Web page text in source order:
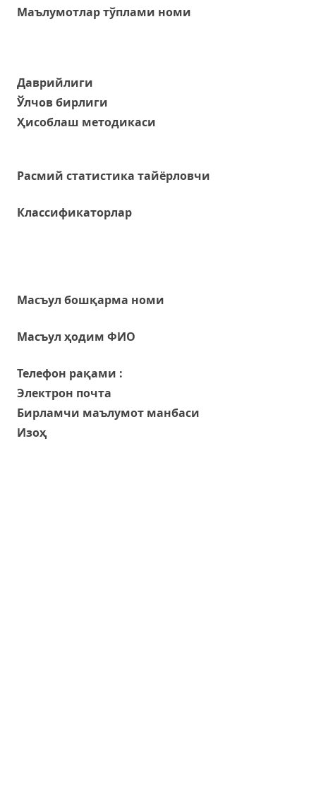
Маълумотлар тўплами номи
Даврийлиги
Ўлчов бирлиги
Ҳисоблаш методикаси
Расмий статистика тайёрловчи
Классификаторлар
Масъул бошқарма номи
Масъул ҳодим ФИО
Телефон рақами :
Электрон почта
Бирламчи маълумот манбаси
Изоҳ